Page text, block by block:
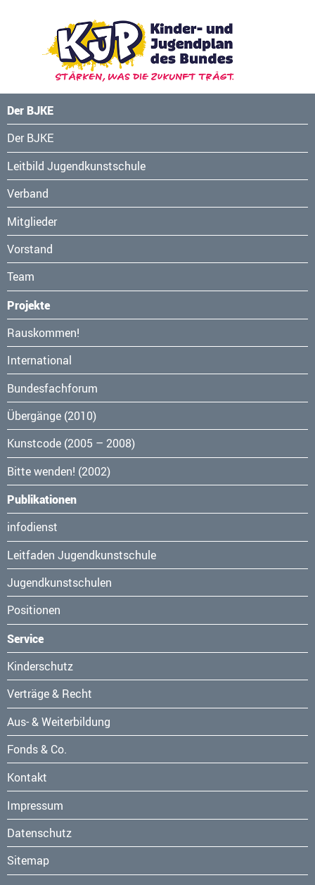
Der BJKE
Navigation
überspringen
Der BJKE
Leitbild Jugendkunstschule
Verband
Mitglieder
Vorstand
Team
Projekte
Navigation
überspringen
Rauskommen!
International
Bundesfachforum
Übergänge (2010)
Kunstcode (2005 – 2008)
Bitte wenden! (2002)
Publikationen
Navigation
überspringen
infodienst
Leitfaden Jugendkunstschule
Jugendkunstschulen
Positionen
Service
Navigation
überspringen
Kinderschutz
Verträge & Recht
Aus- & Weiterbildung
Fonds & Co.
Kontakt
Navigation
überspringen
Impressum
Datenschutz
Sitemap